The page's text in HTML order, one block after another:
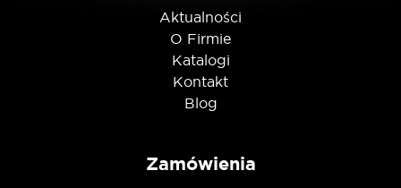
Aktualności
O Firmie
Katalogi
Kontakt
Blog
Zamówienia